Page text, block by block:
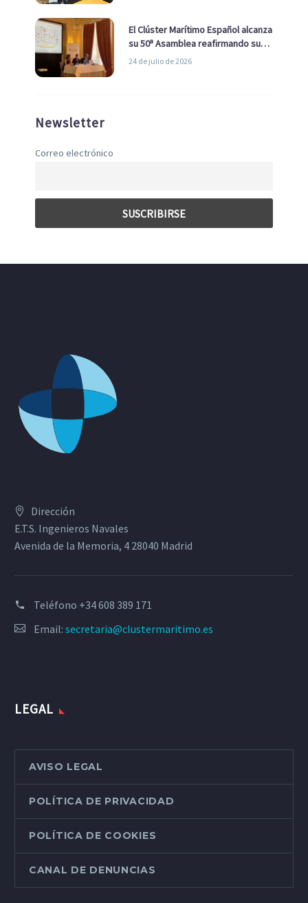
El Clúster Marítimo Español alcanza
su 50ª Asamblea reafirmando su
liderazgo en la Economía Azul
24 de julio de 2026
Newsletter
Correo electrónico
Dirección
E.T.S. Ingenieros Navales
Avenida de la Memoria, 4 28040 Madrid
Teléfono +34 608 389 171
Email: secretaria@clustermaritimo.es
LEGAL
AVISO LEGAL
POLÍTICA DE PRIVACIDAD
POLÍTICA DE COOKIES
CANAL DE DENUNCIAS